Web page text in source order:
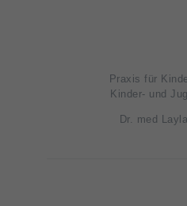
Praxis für
Kinder- und
Dr. med